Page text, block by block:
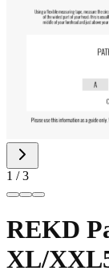
1 / 3
REKD
XL/